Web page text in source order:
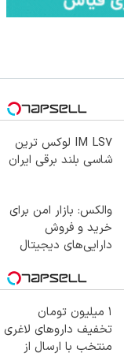
IM LS7 لوکس ترین
شاسی بلند برقی ایران
والکس: بازار امن برای
خرید و فروش
دارایی‌های دیجیتال
۱ میلیون تومان
تخفیف داروهای لاغری
منتخب با ارسال از